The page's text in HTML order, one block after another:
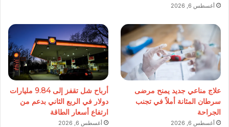
أغسطس 6, 2026
علاج مناعي جديد يمنح مرضى
سرطان المثانة أملاً في تجنب
الجراحة
أغسطس 6, 2026
أرباح شل تقفز إلى 9.84 مليارات
دولار في الربع الثاني بدعم من
ارتفاع أسعار الطاقة
أغسطس 6, 2026